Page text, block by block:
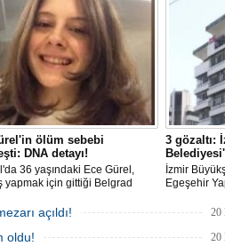
ölüm sebebi
DNA detayı!
36 yaşındaki Ece Gürel,
yapmak için gittiği Belgrad
4 gün sonra sağ bulunan ancak
hastanede hayatını
Ece'nin ölümüyle ilgili
3 gözaltı:
İzmir
Egeşehir
karıştırma'
tarafınca
açıldı! 20
oldu! 20